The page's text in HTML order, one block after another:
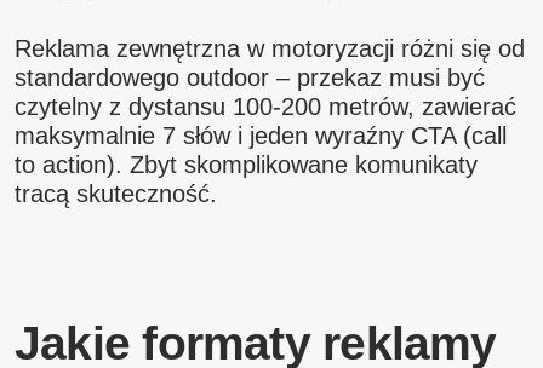
Reklama zewnętrzna w motoryzacji różni się od
standardowego outdoor – przekaz musi być
czytelny z dystansu 100-200 metrów, zawierać
maksymalnie 7 słów i jeden wyraźny CTA (call
to action). Zbyt skomplikowane komunikaty
tracą skuteczność.
Jakie formaty reklamy